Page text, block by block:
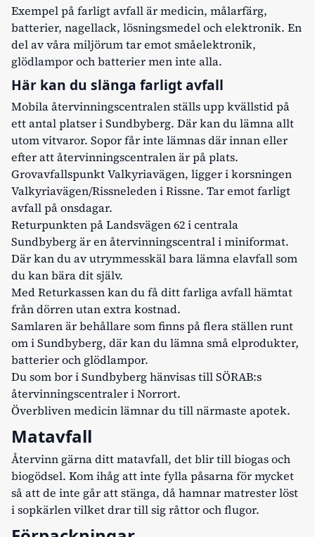
Exempel på farligt avfall är medicin, målarfärg,
batterier, nagellack, lösningsmedel och elektronik. En
del av våra miljörum tar emot småelektronik,
glödlampor och batterier men inte alla.
Här kan du slänga farligt avfall
Mobila återvinningscentralenställs upp kvällstid på
ett antal platser i Sundbyberg. Där kan du lämna allt
utom vitvaror. Sopor får inte lämnas där innan eller
efter att återvinningscentralen är på plats.
Grovavfallspunkt Valkyriavägen, ligger i korsningen
Valkyriavägen/Rissneleden i Rissne. Tar emot farligt
avfall på onsdagar.
Returpunktenpå Landsvägen 62 i centrala
Sundbyberg är en återvinningscentral i miniformat.
Där kan du av utrymmesskäl bara lämna elavfall som
du kan bära dit själv.
MedReturkassenkan du få ditt farliga avfall hämtat
från dörren utan extra kostnad.
Samlarenär behållare som finns på flera ställen runt
om i Sundbyberg, där kan du lämna små elprodukter,
batterier och glödlampor.
Du som bor i Sundbyberg hänvisas till SÖRAB:s
återvinningscentraleri Norrort.
Överbliven medicin lämnar du till närmaste apotek.
Matavfall
Återvinn gärna ditt matavfall, det blir till biogas och
biogödsel. Kom ihåg att inte fylla påsarna för mycket
så att de inte går att stänga, då hamnar matrester löst
i sopkärlen vilket drar till sig råttor och flugor.